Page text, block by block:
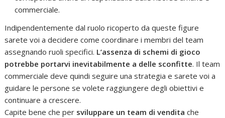
commerciale.
Indipendentemente dal ruolo ricoperto da queste figure
sarete voi a decidere come coordinare i membri del team
assegnando ruoli specifici. L’assenza di schemi di gioco
potrebbe portarvi inevitabilmente a delle sconfitte. Il team
commerciale deve quindi seguire una strategia e sarete voi a
guidare le persone se volete raggiungere degli obiettivi e
continuare a crescere.
Capite bene che per sviluppare un team di vendita che